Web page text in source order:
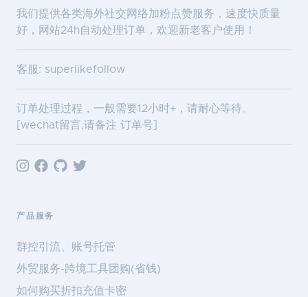
我们提供各类海外社交网络加粉点赞服务，速度快质量
好，网站24h自动处理订单，欢迎新老客户使用！
客服: superlikefollow
订单处理过程，一般需要12小时+，请耐心等待。
[wechat留言,请备注 订单号]
产品服务
群控引流、账号托管
外贸服务-跨境工具团购(省钱)
如何购买折扣充值卡密